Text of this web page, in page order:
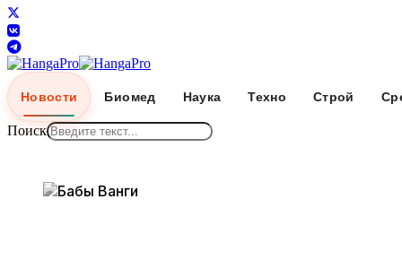
Новости Биомед Наука Техно Строй
Поиск